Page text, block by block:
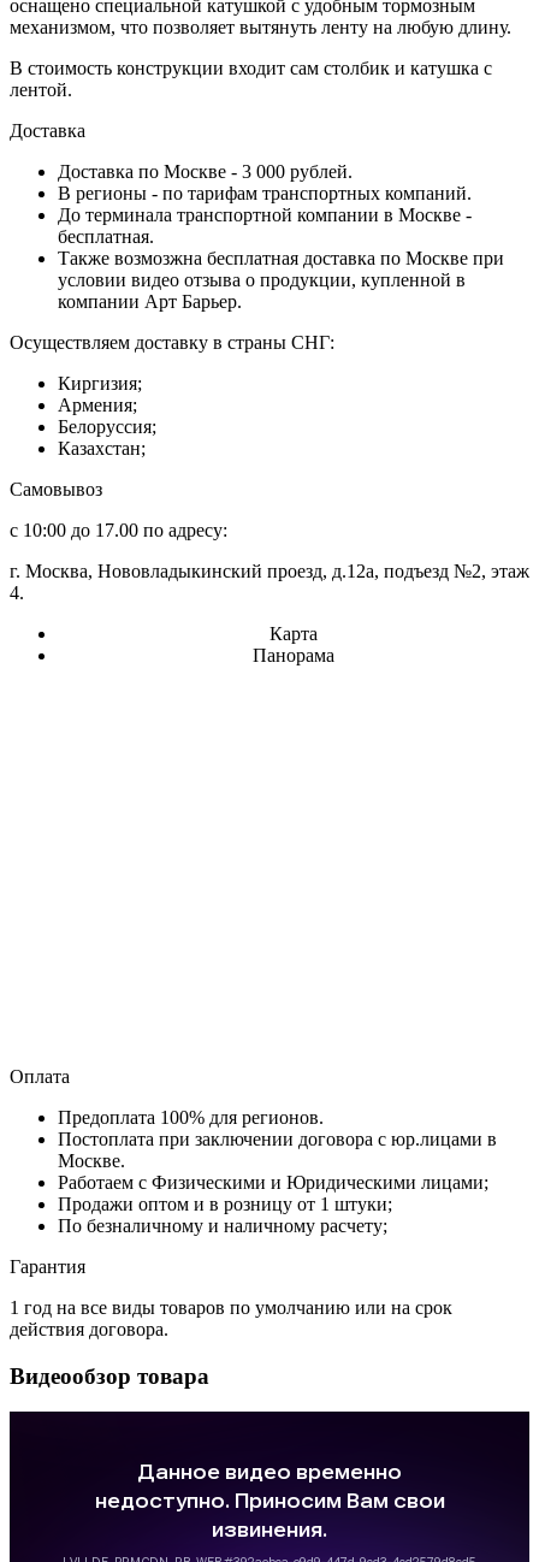
оснащено специальной катушкой с удобным тормозным
механизмом, что позволяет вытянуть ленту на любую длину.
В стоимость конструкции входит сам столбик и катушка с
лентой.
Доставка
Доставка по Москве - 3 000 рублей.
В регионы - по тарифам транспортных компаний.
До терминала транспортной компании в Москве -
бесплатная.
Также возмозжна бесплатная доставка по Москве при
условии видео отзыва о продукции, купленной в
компании Арт Барьер.
Осуществляем доставку в страны СНГ:
Киргизия;
Армения;
Белоруссия;
Казахстан;
Самовывоз
с 10:00 до 17.00 по адресу:
г. Москва, Нововладыкинский проезд, д.12а, подъезд №2, этаж
4.
Карта
Панорама
Оплата
Предоплата 100% для регионов.
Постоплата при заключении договора с юр.лицами в
Москве.
Работаем с Физическими и Юридическими лицами;
Продажи оптом и в розницу от 1 штуки;
По безналичному и наличному расчету;
Гарантия
1 год на все виды товаров по умолчанию или на срок
действия договора.
Видеообзор товара